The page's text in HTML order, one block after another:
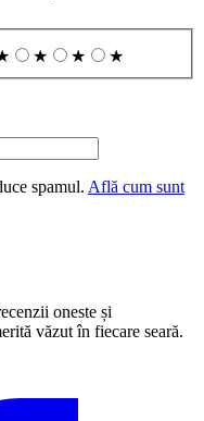
★ ★ ★
spamul. Află cum sunt
oneste și
văzut în fiecare seară.